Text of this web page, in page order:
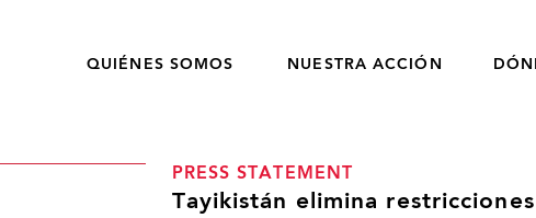
QUIÉNES SOMOS NUESTRA ACCIÓN
PRESS STATEMENT
Tayikistán elimina